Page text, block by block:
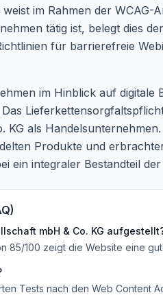
weist im Rahmen der WCAG-
tätig ist, belegt dies
für barrierefreie
im Hinblick auf
KG als
Produkte und
ein integraler Bestandteil
mbH & Co. KG
85/100 zeigt die Website eine
Tests nach den Web Content